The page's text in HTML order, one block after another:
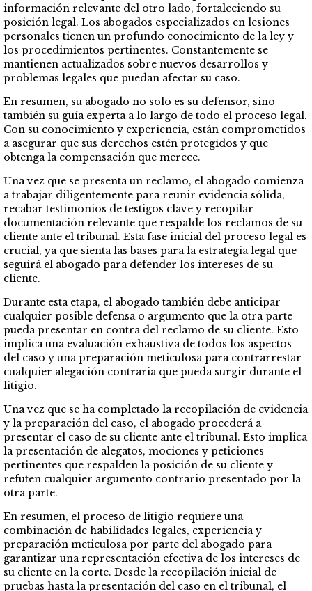
información relevante del otro lado, fortaleciendo su
posición legal. Los abogados especializados en lesiones
personales tienen un profundo conocimiento de la ley y
los procedimientos pertinentes. Constantemente se
mantienen actualizados sobre nuevos desarrollos y
problemas legales que puedan afectar su caso.
En resumen, su abogado no solo es su defensor, sino
también su guía experta a lo largo de todo el proceso legal.
Con su conocimiento y experiencia, están comprometidos
a asegurar que sus derechos estén protegidos y que
obtenga la compensación que merece.
Una vez que se presenta un reclamo, el abogado comienza
a trabajar diligentemente para reunir evidencia sólida,
recabar testimonios de testigos clave y recopilar
documentación relevante que respalde los reclamos de su
cliente ante el tribunal. Esta fase inicial del proceso legal es
crucial, ya que sienta las bases para la estrategia legal que
seguirá el abogado para defender los intereses de su
cliente.
Durante esta etapa, el abogado también debe anticipar
cualquier posible defensa o argumento que la otra parte
pueda presentar en contra del reclamo de su cliente. Esto
implica una evaluación exhaustiva de todos los aspectos
del caso y una preparación meticulosa para contrarrestar
cualquier alegación contraria que pueda surgir durante el
litigio.
Una vez que se ha completado la recopilación de evidencia
y la preparación del caso, el abogado procederá a
presentar el caso de su cliente ante el tribunal. Esto implica
la presentación de alegatos, mociones y peticiones
pertinentes que respalden la posición de su cliente y
refuten cualquier argumento contrario presentado por la
otra parte.
En resumen, el proceso de litigio requiere una
combinación de habilidades legales, experiencia y
preparación meticulosa por parte del abogado para
garantizar una representación efectiva de los intereses de
su cliente en la corte. Desde la recopilación inicial de
pruebas hasta la presentación del caso en el tribunal, el